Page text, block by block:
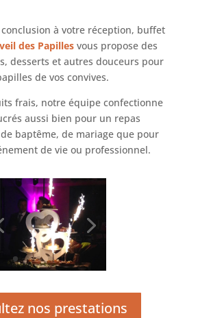
à votre réception, buffet
des Papilles vous propose des
desserts et autres douceurs pour
de vos convives.
frais, notre équipe confectionne
aussi bien pour un repas
baptême, de mariage que pour
de vie ou professionnel.
nos prestations